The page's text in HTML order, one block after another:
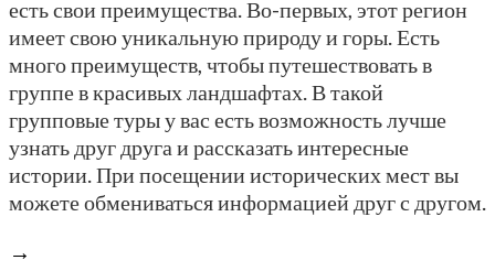
есть свои преимущества. Во-первых, этот регион
имеет свою уникальную природу и горы. Есть
много преимуществ, чтобы путешествовать в
группе в красивых ландшафтах. В такой
групповые туры у вас есть возможность лучше
узнать друг друга и рассказать интересные
истории. При посещении исторических мест вы
можете обмениваться информацией друг с другом.
→